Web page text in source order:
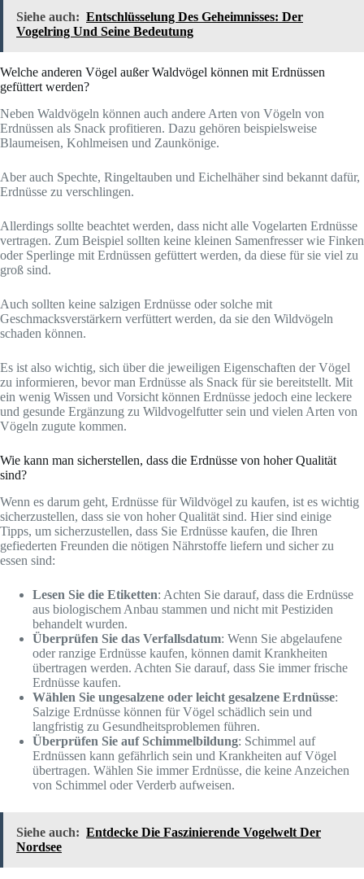
Siehe auch: Entschlüsselung Des Geheimnisses: Der
Vogelring Und Seine Bedeutung
Welche anderen Vögel außer Waldvögel können mit Erdnüssen
gefüttert werden?
Neben Waldvögeln können auch andere Arten von Vögeln von
Erdnüssen als Snack profitieren. Dazu gehören beispielsweise
Blaumeisen, Kohlmeisen und Zaunkönige.
Aber auch Spechte, Ringeltauben und Eichelhäher sind bekannt dafür,
Erdnüsse zu verschlingen.
Allerdings sollte beachtet werden, dass nicht alle Vogelarten Erdnüsse
vertragen. Zum Beispiel sollten keine kleinen Samenfresser wie Finken
oder Sperlinge mit Erdnüssen gefüttert werden, da diese für sie viel zu
groß sind.
Auch sollten keine salzigen Erdnüsse oder solche mit
Geschmacksverstärkern verfüttert werden, da sie den Wildvögeln
schaden können.
Es ist also wichtig, sich über die jeweiligen Eigenschaften der Vögel
zu informieren, bevor man Erdnüsse als Snack für sie bereitstellt. Mit
ein wenig Wissen und Vorsicht können Erdnüsse jedoch eine leckere
und gesunde Ergänzung zu Wildvogelfutter sein und vielen Arten von
Vögeln zugute kommen.
Wie kann man sicherstellen, dass die Erdnüsse von hoher Qualität
sind?
Wenn es darum geht, Erdnüsse für Wildvögel zu kaufen, ist es wichtig
sicherzustellen, dass sie von hoher Qualität sind. Hier sind einige
Tipps, um sicherzustellen, dass Sie Erdnüsse kaufen, die Ihren
gefiederten Freunden die nötigen Nährstoffe liefern und sicher zu
essen sind:
Lesen Sie die Etiketten: Achten Sie darauf, dass die Erdnüsse
aus biologischem Anbau stammen und nicht mit Pestiziden
behandelt wurden.
Überprüfen Sie das Verfallsdatum: Wenn Sie abgelaufene
oder ranzige Erdnüsse kaufen, können damit Krankheiten
übertragen werden. Achten Sie darauf, dass Sie immer frische
Erdnüsse kaufen.
Wählen Sie ungesalzene oder leicht gesalzene Erdnüsse:
Salzige Erdnüsse können für Vögel schädlich sein und
langfristig zu Gesundheitsproblemen führen.
Überprüfen Sie auf Schimmelbildung: Schimmel auf
Erdnüssen kann gefährlich sein und Krankheiten auf Vögel
übertragen. Wählen Sie immer Erdnüsse, die keine Anzeichen
von Schimmel oder Verderb aufweisen.
Siehe auch: Entdecke Die Faszinierende Vogelwelt Der
Nordsee